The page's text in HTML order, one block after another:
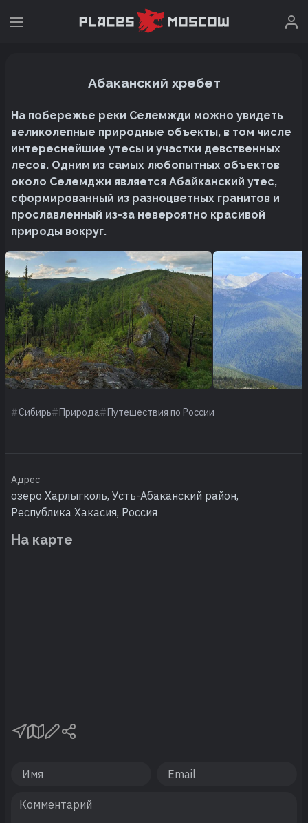
Абаканский хребет
На побережье реки Селемжди можно увидеть
великолепные природные объекты, в том числе
интереснейшие утесы и участки девственных
лесов. Одним из самых любопытных объектов
около Селемджи является Абайканский утес,
сформированный из разноцветных гранитов и
прославленный из-за невероятно красивой
природы вокруг.
Сибирь Природа Путешествия по России
Адрес
озеро Харлыгколь, Усть-Абаканский район,
Республика Хакасия, Россия
На карте